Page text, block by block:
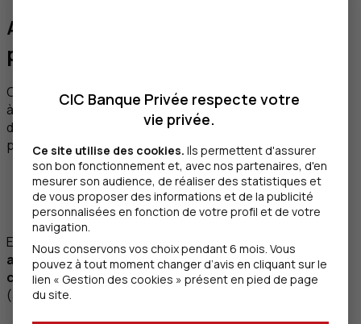
Acte authentique ou sous seing
privé ?
Ce contrat de prêt peut être un acte authentique
à-dire rédigé par un notaire. Mais le plus souvent, il s’agit
d’un
acte sous seing privé, c’est-à-dire rédigé et signé
par les parties familiales. Cette convention précise :
la somme prêtée en lettres et en chiffres
un tableau d’amortissement avec l’échéancier
les éventuels intérêts
Elle sera faite en double exemplaire etenregistrée
auprès de la recette des impôts pour donner date
certainemais aussi être opposable aux tiers
(administration fiscale, autres héritiers).
CIC Banque Privée respecte votre
vie privée.
Ce site utilise des cookies. Ils permettent d'assurer
son bon fonctionnement et, avec nos partenaires, d'en
mesurer son audience, de réaliser des statistiques et
de vous proposer des informations et de la publicité
personnalisées en fonction de votre profil et de votre
navigation.
Nous conservons vos choix pendant 6 mois. Vous
pouvez à tout moment changer d’avis en cliquant sur le
lien « Gestion des cookies » présent en pied de page
du site.